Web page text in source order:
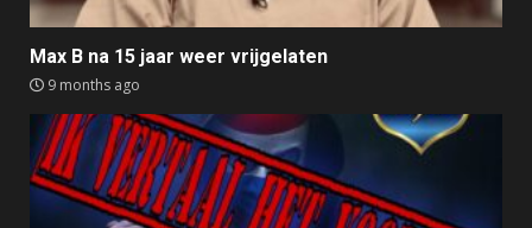
Max B na 15 jaar weer vrijgelaten
9 months ago